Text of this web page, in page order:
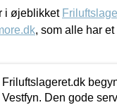
i øjeblikket
, som alle har
Friluftslageret.dk
Vestfyn. Den gode